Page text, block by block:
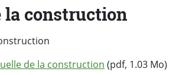
la construction
de la construction (pdf, 1.03 Mo)